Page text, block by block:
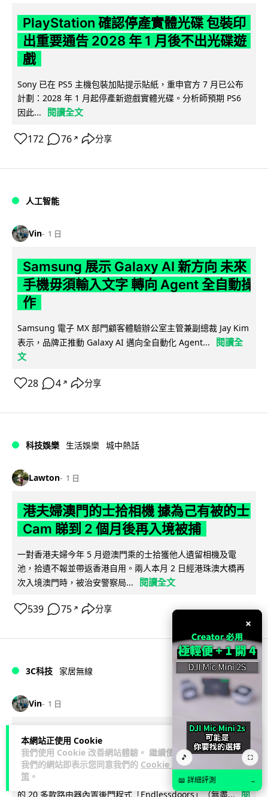
本網站正使用 Cookie
我們使用 Cookie 改善網站體驗。 繼續使用
我們的網站即表示您同意我們的 Cookie 政
策 。
PlayStation 確認停產實體光碟 包裝印
出重要通告 2028 年 1 月後不出光碟遊
戲
Sony 已在 PS5 主機包裝加貼提示貼紙，重申官方 7 月已公布
計劃：2028 年 1 月起停產新遊戲實體光碟。分析師預期 PS6
因此...
閱讀全文
172 76 ↗ 分享
人工智能
Vin 1 日
Samsung 展示 Galaxy AI 新方向 未來
手機毋須輸入文字 轉向 Agent 全自動操
作
Samsung 電子 MX 部門顧客體驗辦公室主管兼副總裁 Jay Kim
表示，品牌正推動 Galaxy AI 邁向全自動化 Agent...
閱讀全
文
28 4 ↗ 分享
科技娛樂 生活娛樂 城中熱話
Lawton 1 日
港夫婦澳門的士拾相機 據為己有被的士
Cam 睇到 2 個月後再入境被捕
一對香港夫婦今年 5 月遊澳門乘的士拾獲他人遺留相機及電
池，拾遺不報並帶返香港自用。兩人本月 2 日經港珠澳大橋再
次入境澳門時，被治安警察局...
閱讀全文
539 75 ↗ 分享
3C科技 家居無線
Vin 1 日
逾 20 款平價路由器爆後門 每 35 秒自
動連線回中國 全球 10 萬用家私隱堪憂
網絡安全公司 VulnCheck 揭發中國智博通電子（Zbtlink）生產
的 20 多款路由器內置後門程式「Endlessdoors」（無盡... 閱
×
🎵 ⛶
📖 詳細評測 →